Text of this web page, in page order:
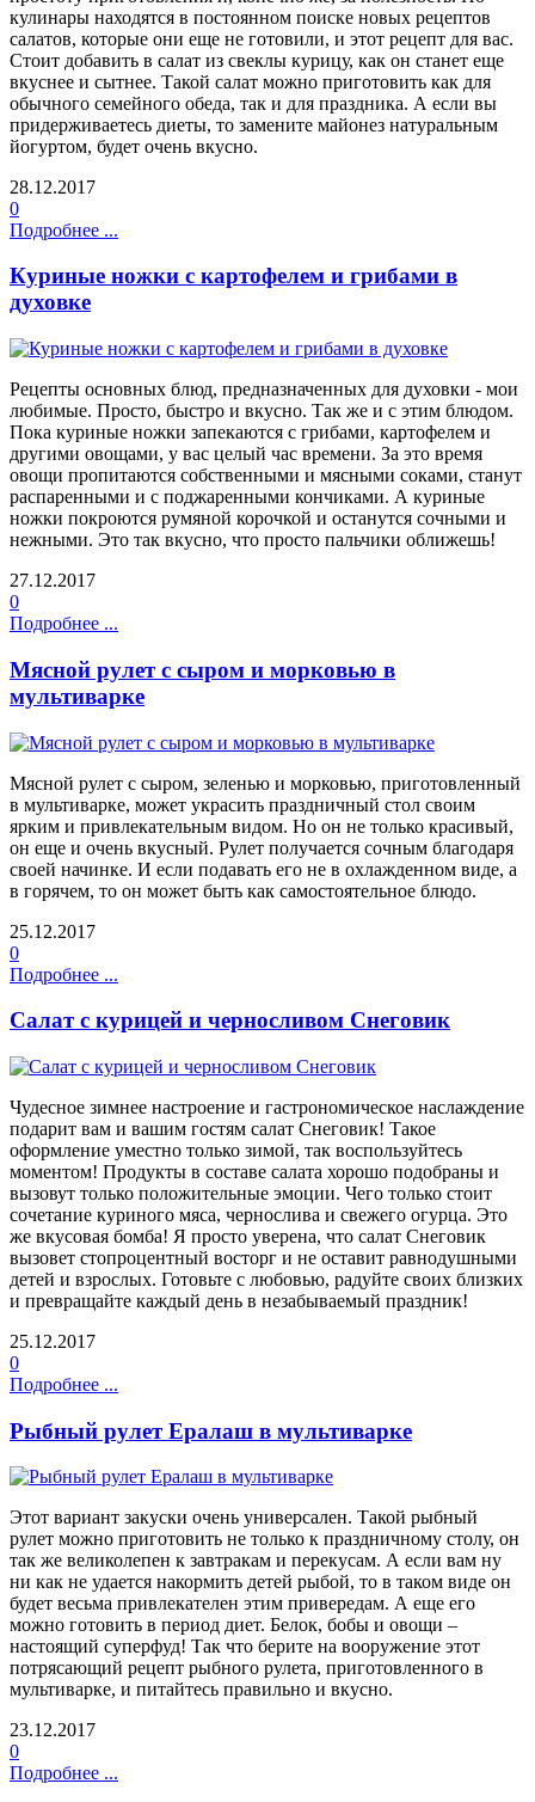
кулинары находятся в постоянном поиске новых рецептов
салатов, которые они еще не готовили, и этот рецепт для вас.
Стоит добавить в салат из свеклы курицу, как он станет еще
вкуснее и сытнее. Такой салат можно приготовить как для
обычного семейного обеда, так и для праздника. А если вы
придерживаетесь диеты, то замените майонез натуральным
йогуртом, будет очень вкусно.
28.12.2017
0
Подробнее ...
Куриные ножки с картофелем и грибами в
духовке
Рецепты основных блюд, предназначенных для духовки - мои
любимые. Просто, быстро и вкусно. Так же и с этим блюдом.
Пока куриные ножки запекаются с грибами, картофелем и
другими овощами, у вас целый час времени. За это время
овощи пропитаются собственными и мясными соками, станут
распаренными и с поджаренными кончиками. А куриные
ножки покроются румяной корочкой и останутся сочными и
нежными. Это так вкусно, что просто пальчики оближешь!
27.12.2017
0
Подробнее ...
Мясной рулет с сыром и морковью в
мультиварке
Мясной рулет с сыром, зеленью и морковью, приготовленный
в мультиварке, может украсить праздничный стол своим
ярким и привлекательным видом. Но он не только красивый,
он еще и очень вкусный. Рулет получается сочным благодаря
своей начинке. И если подавать его не в охлажденном виде, а
в горячем, то он может быть как самостоятельное блюдо.
25.12.2017
0
Подробнее ...
Салат с курицей и черносливом Снеговик
Чудесное зимнее настроение и гастрономическое наслаждение
подарит вам и вашим гостям салат Снеговик! Такое
оформление уместно только зимой, так воспользуйтесь
моментом! Продукты в составе салата хорошо подобраны и
вызовут только положительные эмоции. Чего только стоит
сочетание куриного мяса, чернослива и свежего огурца. Это
же вкусовая бомба! Я просто уверена, что салат Снеговик
вызовет стопроцентный восторг и не оставит равнодушными
детей и взрослых. Готовьте с любовью, радуйте своих близких
и превращайте каждый день в незабываемый праздник!
25.12.2017
0
Подробнее ...
Рыбный рулет Ералаш в мультиварке
Этот вариант закуски очень универсален. Такой рыбный
рулет можно приготовить не только к праздничному столу, он
так же великолепен к завтракам и перекусам. А если вам ну
ни как не удается накормить детей рыбой, то в таком виде он
будет весьма привлекателен этим привередам. А еще его
можно готовить в период диет. Белок, бобы и овощи –
настоящий суперфуд! Так что берите на вооружение этот
потрясающий рецепт рыбного рулета, приготовленного в
мультиварке, и питайтесь правильно и вкусно.
23.12.2017
0
Подробнее ...